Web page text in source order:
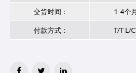
交货时间： 1-4个月
付款方式： T/T L/C